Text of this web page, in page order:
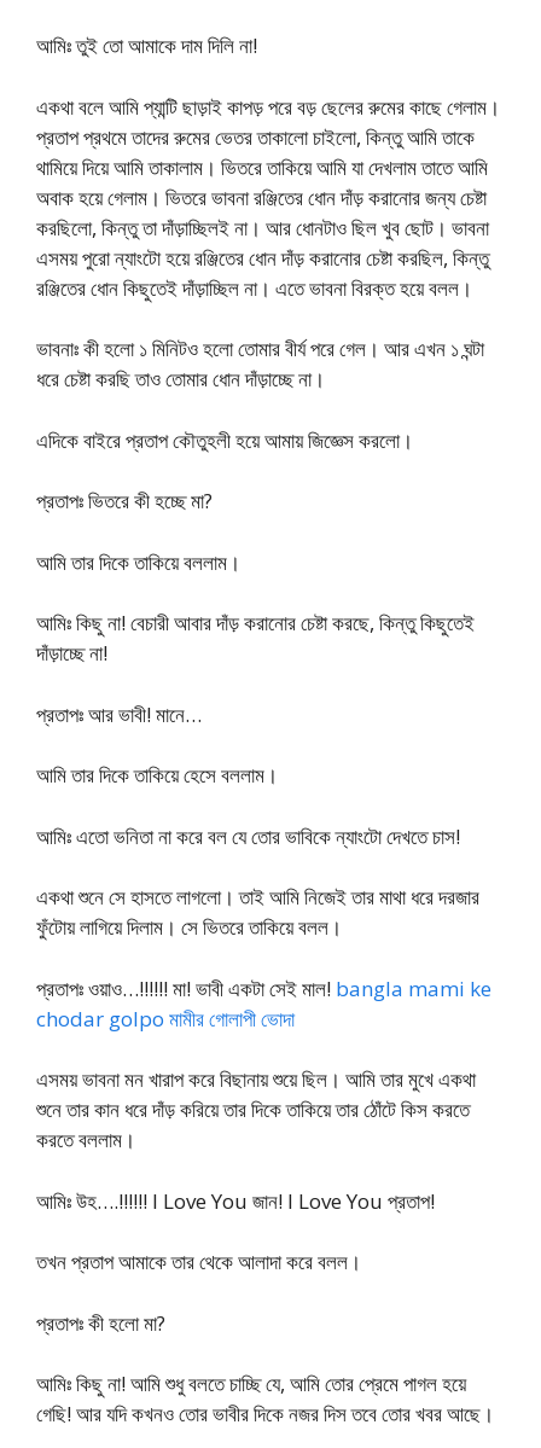
আমিঃ তুই তো আমাকে দাম দিলি না!
একথা বলে আমি প্যান্টি ছাড়াই কাপড় পরে বড় ছেলের রুমের কাছে গেলাম।
প্রতাপ প্রথমে তাদের রুমের ভেতর তাকালো চাইলো, কিন্তু আমি তাকে
থামিয়ে দিয়ে আমি তাকালাম। ভিতরে তাকিয়ে আমি যা দেখলাম তাতে আমি
অবাক হয়ে গেলাম। ভিতরে ভাবনা রঞ্জিতের ধোন দাঁড় করানোর জন্য চেষ্টা
করছিলো, কিন্তু তা দাঁড়াচ্ছিলই না। আর ধোনটাও ছিল খুব ছোট। ভাবনা
এসময় পুরো ন্যাংটো হয়ে রঞ্জিতের ধোন দাঁড় করানোর চেষ্টা করছিল, কিন্তু
রঞ্জিতের ধোন কিছুতেই দাঁড়াচ্ছিল না। এতে ভাবনা বিরক্ত হয়ে বলল।
ভাবনাঃ কী হলো ১ মিনিটও হলো তোমার বীর্য পরে গেল। আর এখন ১ ঘন্টা
ধরে চেষ্টা করছি তাও তোমার ধোন দাঁড়াচ্ছে না।
এদিকে বাইরে প্রতাপ কৌতুহলী হয়ে আমায় জিজ্ঞেস করলো।
প্রতাপঃ ভিতরে কী হচ্ছে মা?
আমি তার দিকে তাকিয়ে বললাম।
আমিঃ কিছু না! বেচারী আবার দাঁড় করানোর চেষ্টা করছে, কিন্তু কিছুতেই
দাঁড়াচ্ছে না!
প্রতাপঃ আর ভাবী! মানে…
আমি তার দিকে তাকিয়ে হেসে বললাম।
আমিঃ এতো ভনিতা না করে বল যে তোর ভাবিকে ন্যাংটো দেখতে চাস!
একথা শুনে সে হাসতে লাগলো। তাই আমি নিজেই তার মাথা ধরে দরজার
ফুঁটোয় লাগিয়ে দিলাম। সে ভিতরে তাকিয়ে বলল।
প্রতাপঃ ওয়াও…!!!!!! মা! ভাবী একটা সেই মাল! bangla mami ke
chodar golpo মামীর গোলাপী ভোদা
এসময় ভাবনা মন খারাপ করে বিছানায় শুয়ে ছিল। আমি তার মুখে একথা
শুনে তার কান ধরে দাঁড় করিয়ে তার দিকে তাকিয়ে তার ঠোঁটে কিস করতে
করতে বললাম।
আমিঃ উহ….!!!!!! I Love You জান! l Love You প্রতাপ!
তখন প্রতাপ আমাকে তার থেকে আলাদা করে বলল।
প্রতাপঃ কী হলো মা?
আমিঃ কিছু না! আমি শুধু বলতে চাচ্ছি যে, আমি তোর প্রেমে পাগল হয়ে
গেছি! আর যদি কখনও তোর ভাবীর দিকে নজর দিস তবে তোর খবর আছে।